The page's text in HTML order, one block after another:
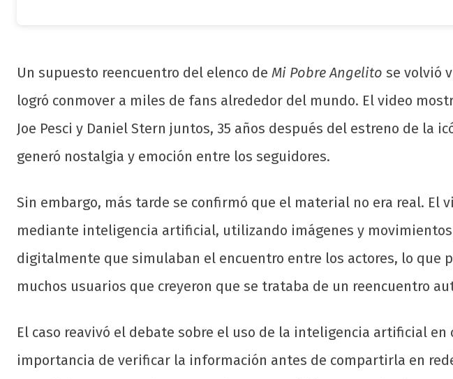
Un supuesto reencuentro del elenco de Mi Pobre Angelito se volvió
logró conmover a miles de fans alrededor del mundo. El video
Joe Pesci y Daniel Stern juntos, 35 años después del estreno de la
generó nostalgia y emoción entre los seguidores.
Sin embargo, más tarde se confirmó que el material no era real. El
mediante inteligencia artificial, utilizando imágenes y movimientos
digitalmente que simulaban el encuentro entre los actores, lo que
muchos usuarios que creyeron que se trataba de un reencuentro
El caso reavivó el debate sobre el uso de la inteligencia artificial en
importancia de verificar la información antes de compartirla en